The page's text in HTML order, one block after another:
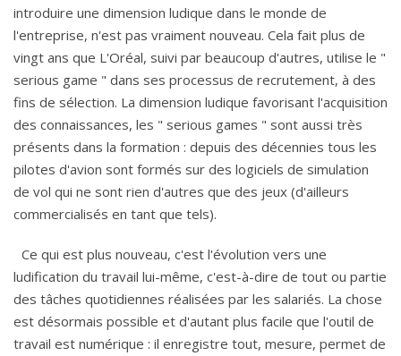
introduire une dimension ludique dans le monde de
l'entreprise, n'est pas vraiment nouveau. Cela fait plus de
vingt ans que L'Oréal, suivi par beaucoup d'autres, utilise le "
serious game " dans ses processus de recrutement, à des
fins de sélection. La dimension ludique favorisant l'acquisition
des connaissances, les " serious games " sont aussi très
présents dans la formation : depuis des décennies tous les
pilotes d'avion sont formés sur des logiciels de simulation
de vol qui ne sont rien d'autres que des jeux (d'ailleurs
commercialisés en tant que tels).
Ce qui est plus nouveau, c'est l'évolution vers une
ludification du travail lui-même, c'est-à-dire de tout ou partie
des tâches quotidiennes réalisées par les salariés. La chose
est désormais possible et d'autant plus facile que l'outil de
travail est numérique : il enregistre tout, mesure, permet de